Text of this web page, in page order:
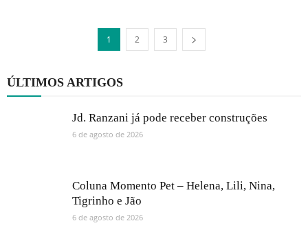
1 2 3
ÚLTIMOS ARTIGOS
Jd. Ranzani já pode receber construções
6 de agosto de 2026
Coluna Momento Pet – Helena, Lili, Nina,
Tigrinho e Jão
6 de agosto de 2026